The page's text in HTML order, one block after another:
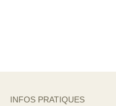
INFOS PRATIQUES